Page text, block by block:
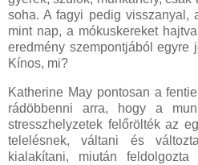
soha. A fagyi pedig visszanyal,
mint nap, a mókuskereket
eredmény szempontjából egyre
Kínos, mi?
Katherine May pontosan a
rádöbbenni arra, hogy a
stresszhelyzetek felőrölték az
telelésnek, váltani és
kialakítani, miután